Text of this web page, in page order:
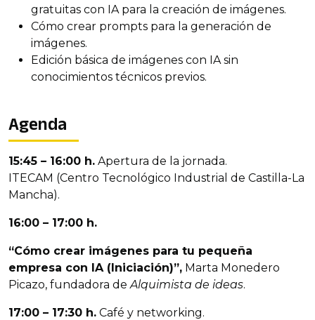
gratuitas con IA para la creación de imágenes.
Cómo crear prompts para la generación de
imágenes.
Edición básica de imágenes con IA sin
conocimientos técnicos previos.
Agenda
15:45 – 16:00 h. Apertura de la jornada.
ITECAM (Centro Tecnológico Industrial de Castilla-La
Mancha).
16:00 – 17:00 h.
“Cómo crear imágenes para tu pequeña
empresa con IA (Iniciación)”, Marta Monedero
Picazo, fundadora deAlquimista de ideas.
17:00 – 17:30 h. Café y networking.